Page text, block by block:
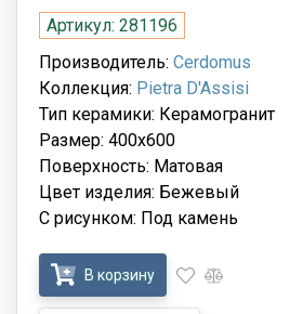
Артикул: 281196
Производитель: Cerdomus
Коллекция: Pietra D'Assisi
Тип керамики: Керамогранит
Размер: 400x600
Поверхность: Матовая
Цвет изделия: Бежевый
С рисунком: Под камень
В корзину